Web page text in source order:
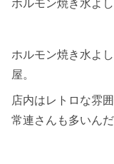
ホルモン焼き水よ
ホルモン焼き水よ
屋。
店内はレトロな雰
常連さんも多いんだ